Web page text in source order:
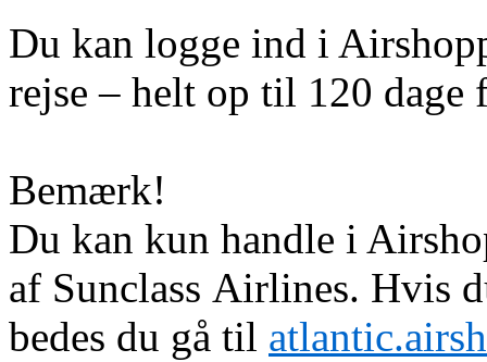
Du kan logge ind i
rejse – helt op til 120 dage
Bemærk!
Du kan kun handle i
af Sunclass Airlines. Hvis
bedes du gå til